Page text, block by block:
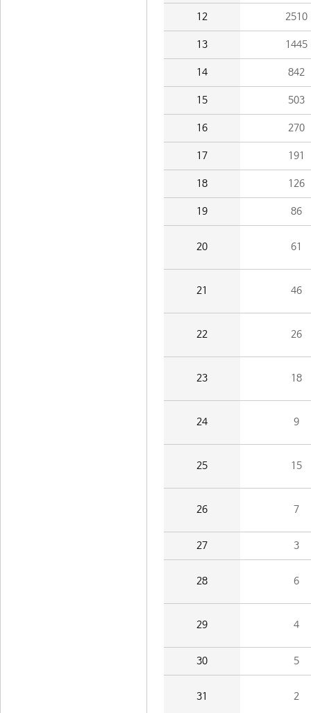
12 2510
13 1445
14 842
15 503
16 270
17 191
18 126
19 86
20 61
21 46
22 26
23 18
24 9
25 15
26 7
27 3
28 6
29 4
30 5
31 2